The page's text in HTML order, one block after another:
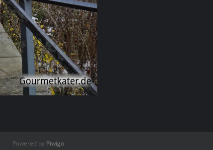
Powered by Piwigo